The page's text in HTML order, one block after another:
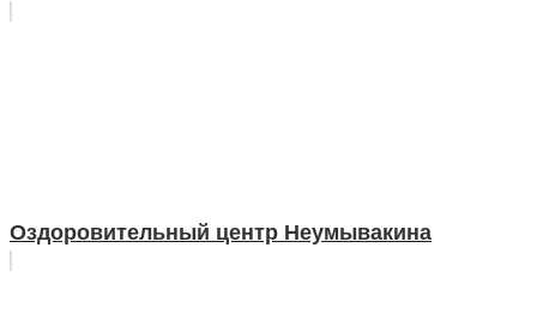
Оздоровительный центр Неумывакина